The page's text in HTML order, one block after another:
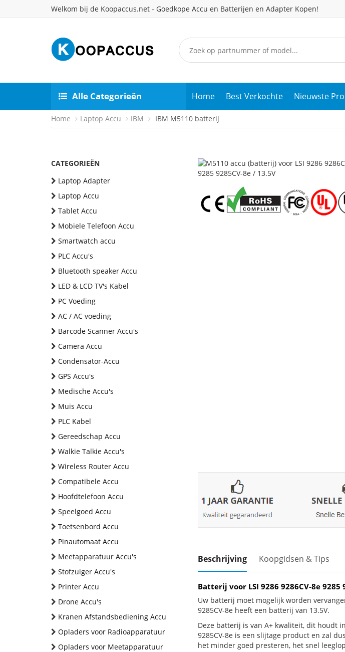
Welkom bij de Koopaccus.net - Goedkope Accu en Batterijen en Adapter Kopen!
Alle Categorieën Home Best Verkochte Nieuwste
Home Laptop Accu IBM IBM M5110 batterij
CATEGORIEËN
Laptop Adapter
Laptop Accu
Tablet Accu
Mobiele Telefoon Accu
Smartwatch accu
PLC Accu's
Bluetooth speaker Accu
LED & LCD TV's Kabel
PC Voeding
AC / AC voeding
Barcode Scanner Accu's
Camera Accu
Condensator-Accu
GPS Accu's
Medische Accu's
Muis Accu
PLC Kabel
Gereedschap Accu
Walkie Talkie Accu's
Wireless Router Accu
Compatibele Accu
Hoofdtelefoon Accu
Speelgoed Accu
Toetsenbord Accu
Pinautomaat Accu
Meetapparatuur Accu's
Stofzuiger Accu's
Printer Accu
Drone Accu's
Kranen Afstandsbediening Accu
Opladers voor Radioapparatuur
Opladers voor Meetapparatuur
Beschrijving Koopgidsen & Tips
Batterij voor LSI 9286 9286CV-8e 9285
Uw batterij moet mogelijk worden
9285CV-8e heeft een batterij van 13.5V.
Deze batterij is van A+ kwaliteit, dit houdt
9285CV-8e is een slijtage product en zal
het minder goed presteren, het snel